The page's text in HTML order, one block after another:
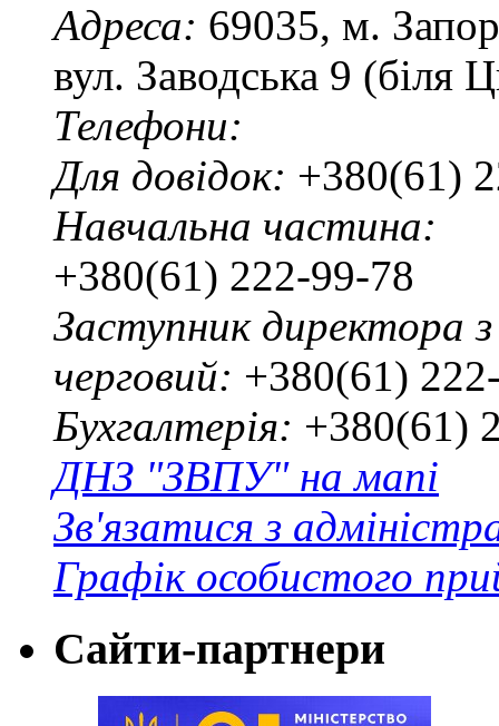
Адреса: 69035, м.
вул. Заводська 9 (біля
Телефони:
Для довідок: +380(61)
Навчальна частина:
+380(61) 222-99-78
Заступник директора
черговий: +380(61)
Бухгалтерія: +380(61)
ДНЗ "ЗВПУ" на мапі
Зв'язатися з
Графік особистого
Сайти-партнери